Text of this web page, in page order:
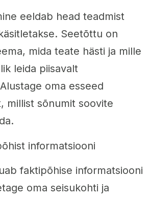
eeldab head teadmist
Seetõttu on
mida teate hästi ja mille
leida piisavalt
oma esseed
millist sõnumit soovite
informatsiooni
faktipõhise informatsiooni
oma seisukohti ja